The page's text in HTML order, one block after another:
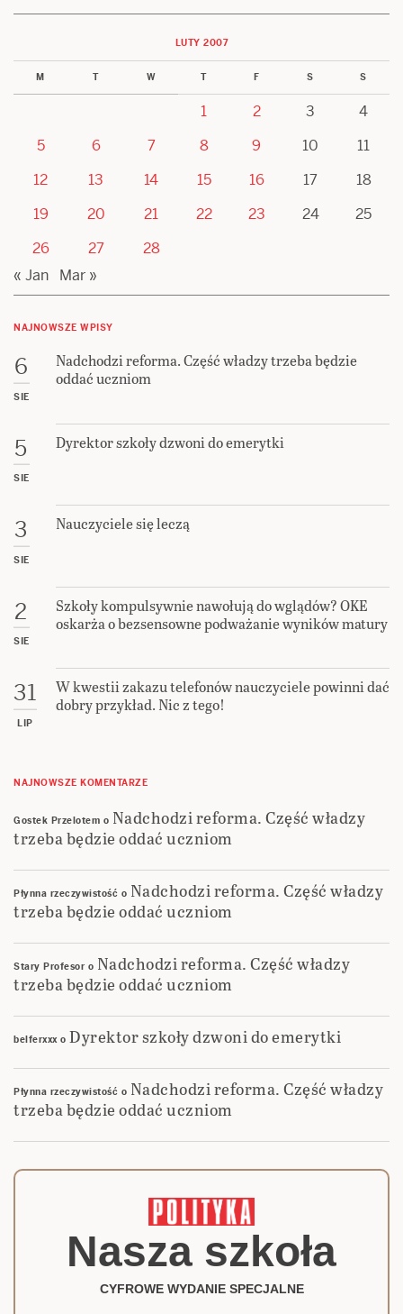
LUTY 2007
M T W T F S S
1 2 3
4
5
6 7 8 9 10
11
12
13 14 15 16 17
18
19
20 21 22 23 24
25
26
27
28
« Jan
Mar »
NAJNOWSZE WPISY
6
SIE
Nadchodzi reforma. Część władzy trzeba będzie
oddać uczniom
5
SIE
Dyrektor szkoły dzwoni do emerytki
3
SIE
Nauczyciele się leczą
2
SIE
Szkoły kompulsywnie nawołują do wglądów? OKE
oskarża o bezsensowne podważanie wyników matury
31
LIP
W kwestii zakazu telefonów nauczyciele powinni dać
dobry przykład. Nic z tego!
NAJNOWSZE KOMENTARZE
Gostek Przelotem o Nadchodzi reforma. Część władzy
trzeba będzie oddać uczniom
Płynna rzeczywistość o Nadchodzi reforma. Część władzy
trzeba będzie oddać uczniom
Stary Profesor o Nadchodzi reforma. Część władzy
trzeba będzie oddać uczniom
belferxxxo Dyrektor szkoły dzwoni do emerytki
Płynna rzeczywistość o Nadchodzi reforma. Część władzy
trzeba będzie oddać uczniom
Nasza szkoła
CYFROWE WYDANIE SPECJALNE